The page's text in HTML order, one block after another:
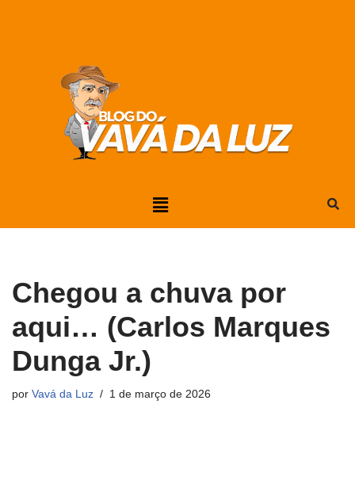
Chegou a chuva por
aqui… (Carlos Marques
Dunga Jr.)
por Vavá da Luz 1 de março de 2026